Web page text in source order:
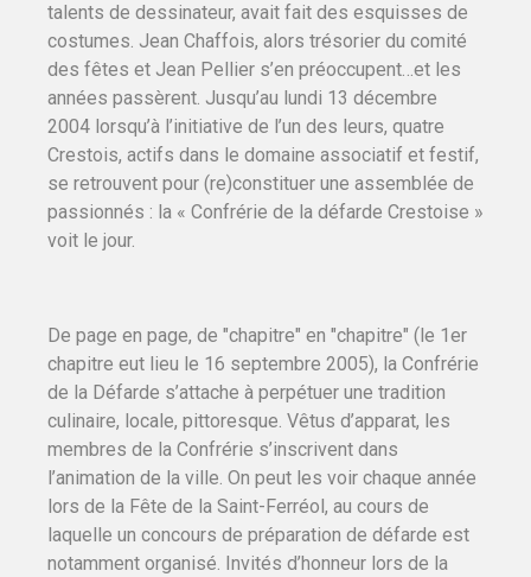
talents de dessinateur, avait fait des esquisses de
costumes. Jean Chaffois, alors trésorier du comité
des fêtes et Jean Pellier s’en préoccupent…et les
années passèrent. Jusqu’au lundi 13 décembre
2004 lorsqu’à l’initiative de l’un des leurs, quatre
Crestois, actifs dans le domaine associatif et festif,
se retrouvent pour (re)constituer une assemblée de
passionnés : la « Confrérie de la défarde Crestoise »
voit le jour.
De page en page, de "chapitre" en "chapitre" (le 1er
chapitre eut lieu le 16 septembre 2005), la Confrérie
de la Défarde s’attache à perpétuer une tradition
culinaire, locale, pittoresque. Vêtus d’apparat, les
membres de la Confrérie s’inscrivent dans
l’animation de la ville. On peut les voir chaque année
lors de la Fête de la Saint-Ferréol, au cours de
laquelle un concours de préparation de défarde est
notamment organisé. Invités d’honneur lors de la